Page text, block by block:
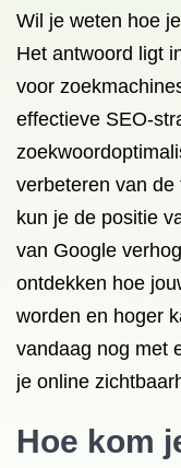
Wil je weten hoe
Het antwoord ligt
voor
effectieve SEO-
verbeteren van
kun je de positie
van Google
ontdekken hoe
worden en hoger
vandaag nog met
je online
Hoe kom